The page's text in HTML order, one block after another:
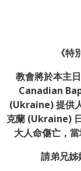
《
教會將於本主
Canadian
(Ukraine) 提供
克蘭 (Ukraine)
大人命傷亡，
請弟兄姊